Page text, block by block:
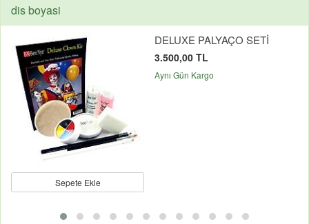
dis boyasi
Sepete Ekle
DELUXE PALYAÇO SETİ
3.500,00 TL
Aynı Gün Kargo